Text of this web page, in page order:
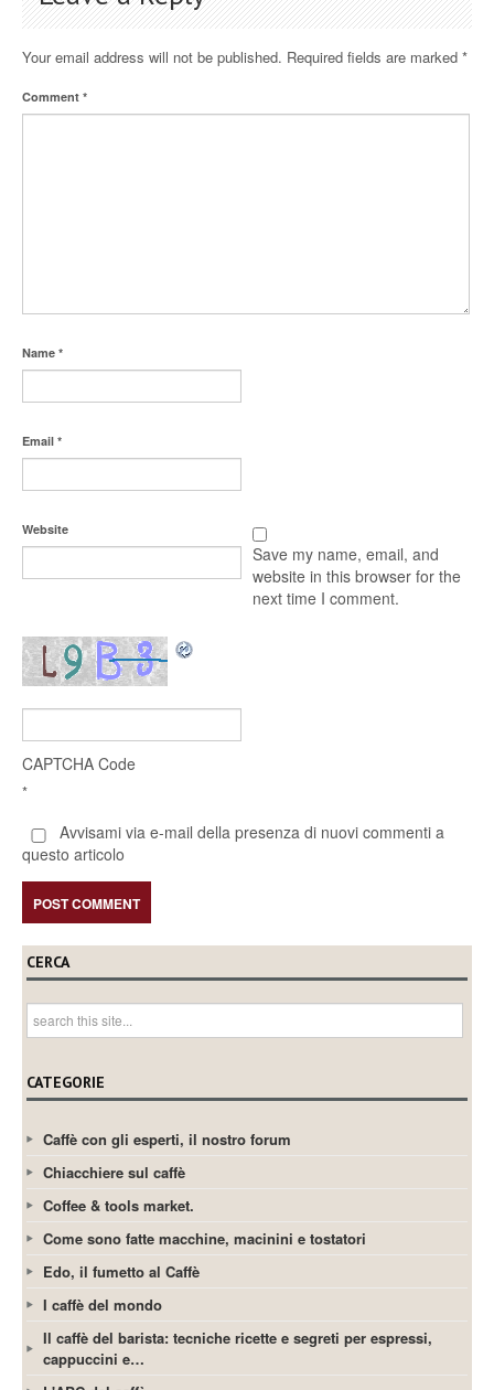
Your email address will not be published. Required fields are marked *
Comment *
Name *
Email *
Website
Save my name, email, and
website in this browser for the
next time I comment.
CAPTCHA Code
*
Avvisami via e-mail della presenza di nuovi commenti a
questo articolo
CERCA
CATEGORIE
Caffè con gli esperti, il nostro forum
Chiacchiere sul caffè
Coffee & tools market.
Come sono fatte macchine, macinini e tostatori
Edo, il fumetto al Caffè
I caffè del mondo
Il caffè del barista: tecniche ricette e segreti per espressi,
cappuccini e…